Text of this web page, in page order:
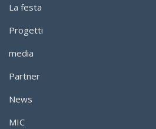
La festa
Progetti
media
Partner
News
MIC